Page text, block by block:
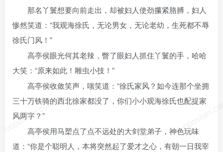
luoposhan.com
那名丫鬟想要向前走出，却被妇人使劲攥紧胳膊，妇人
惨然笑道：“我观海徐氏，无论男女，无论老幼，生死都不辱
徐氏门风！”
高亭侯眼光何其老辣，瞥了眼妇人抓住丫鬟的手，哈哈
大笑：“原来如此！雕虫小技！”
高亭侯收敛笑声，嗤笑道：“徐氏家风？如今连那个坐拥
三十万铁骑的西北徐家都没了，你们小小观海徐氏也配提家
风两字？”
高亭侯用马槊点了点不远处的大剑堂弟子，神色玩味
道：“你是个聪明人，本将突然起了爱才之心，有朝一日我宰